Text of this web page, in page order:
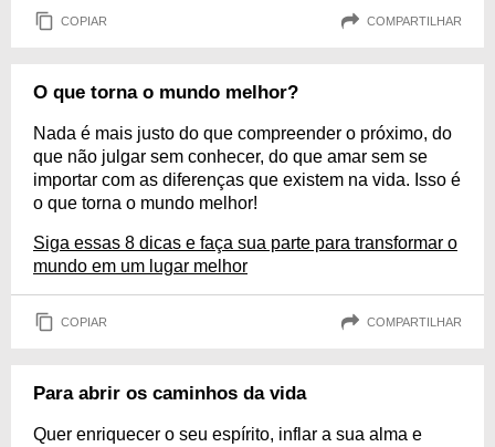
COPIAR COMPARTILHAR
O que torna o mundo melhor?
Nada é mais justo do que compreender o próximo, do
que não julgar sem conhecer, do que amar sem se
importar com as diferenças que existem na vida. Isso é
o que torna o mundo melhor!
Siga essas 8 dicas e faça sua parte para transformar o
mundo em um lugar melhor
COPIAR COMPARTILHAR
Para abrir os caminhos da vida
Quer enriquecer o seu espírito, inflar a sua alma e